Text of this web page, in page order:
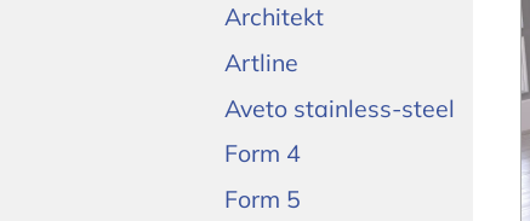
Architekt
Artline
Aveto stainless-steel
Form 4
Form 5